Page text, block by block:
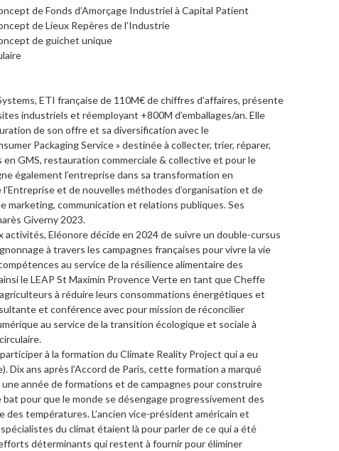
de Fonds d’Amorçage Industriel à Capital Patient
de Lieux Repères de l’Industrie
de guichet unique
ETI française de 110M€ de chiffres d’affaires, présente
industriels et réemployant +800M d’emballages/an. Elle
de son offre et sa diversification avec le
Packaging Service » destinée à collecter, trier, réparer,
GMS, restauration commerciale & collective et pour le
également l’entreprise dans sa transformation en
et de nouvelles méthodes d’organisation et de
communication et relations publiques. Ses
Giverny 2023.
Eléonore décide en 2024 de suivre un double-cursus
à travers les campagnes françaises pour vivre la vie
au service de la résilience alimentaire des
le LEAP St Maximin Provence Verte en tant que Cheffe
à réduire leurs consommations énergétiques et
et conférence avec pour mission de réconcilier
au service de la transition écologique et sociale à
à la formation du Climate Reality Project qui a eu
Dix ans après l’Accord de Paris, cette formation a marqué
année de formations et de campagnes pour construire
pour que le monde se désengage progressivement des
températures. L’ancien vice-président américain et
du climat étaient là pour parler de ce qui a été
déterminants qui restent à fournir pour éliminer